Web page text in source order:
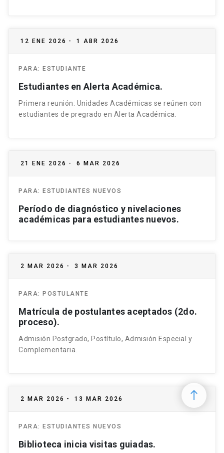
12 ENE 2026 - 1 ABR 2026
PARA: ESTUDIANTE
Estudiantes en Alerta Académica.
Primera reunión: Unidades Académicas se reúnen con
estudiantes de pregrado en Alerta Académica.
21 ENE 2026 - 6 MAR 2026
PARA: ESTUDIANTES NUEVOS
Período de diagnóstico y nivelaciones
académicas para estudiantes nuevos.
2 MAR 2026 - 3 MAR 2026
PARA: POSTULANTE
Matrícula de postulantes aceptados (2do.
proceso).
Admisión Postgrado, Postítulo, Admisión Especial y
Complementaria.
2 MAR 2026 - 13 MAR 2026
PARA: ESTUDIANTES NUEVOS
Biblioteca inicia visitas guiadas.
north